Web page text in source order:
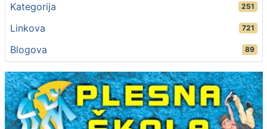
Kategorija 251
Linkova 721
Blogova 89